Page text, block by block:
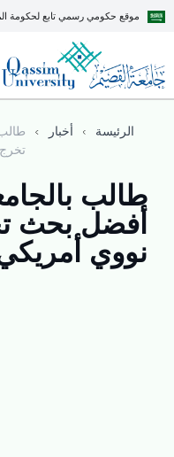
موقع حكومي رسمي تابع لحكومة
الرئيسة أخبار
طالب
أفضل بحث
نووي